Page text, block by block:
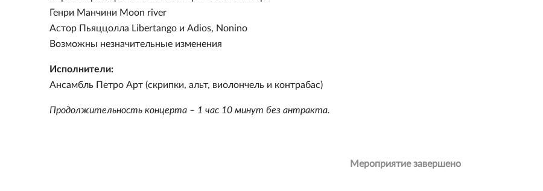
Генри Манчини Moon river
Астор Пьяццолла Libertango и Adios, Nonino
Возможны незначительные изменения
Исполнители:
Ансамбль Петро Арт (скрипки, альт, виолончель и контрабас)
Продолжительность концерта – 1 час 10 минут без антракта.
Мероприятие завершено